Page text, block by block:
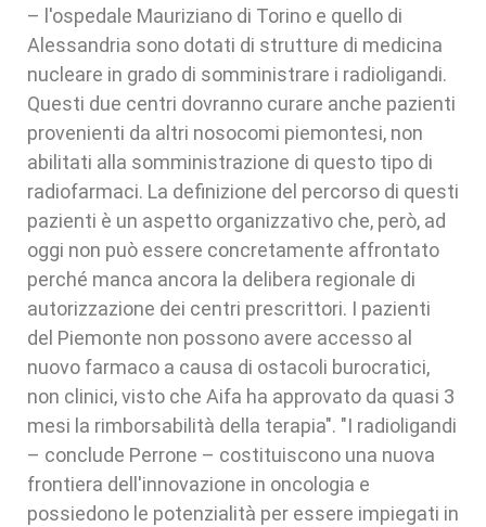
– l'ospedale Mauriziano di Torino e quello di
Alessandria sono dotati di strutture di medicina
nucleare in grado di somministrare i radioligandi.
Questi due centri dovranno curare anche pazienti
provenienti da altri nosocomi piemontesi, non
abilitati alla somministrazione di questo tipo di
radiofarmaci. La definizione del percorso di questi
pazienti è un aspetto organizzativo che, però, ad
oggi non può essere concretamente affrontato
perché manca ancora la delibera regionale di
autorizzazione dei centri prescrittori. I pazienti
del Piemonte non possono avere accesso al
nuovo farmaco a causa di ostacoli burocratici,
non clinici, visto che Aifa ha approvato da quasi 3
mesi la rimborsabilità della terapia". "I radioligandi
– conclude Perrone – costituiscono una nuova
frontiera dell'innovazione in oncologia e
possiedono le potenzialità per essere impiegati in